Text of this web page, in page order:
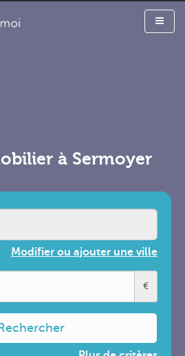
à Sermoyer
Modifier ou ajouter une ville
€
Rechercher